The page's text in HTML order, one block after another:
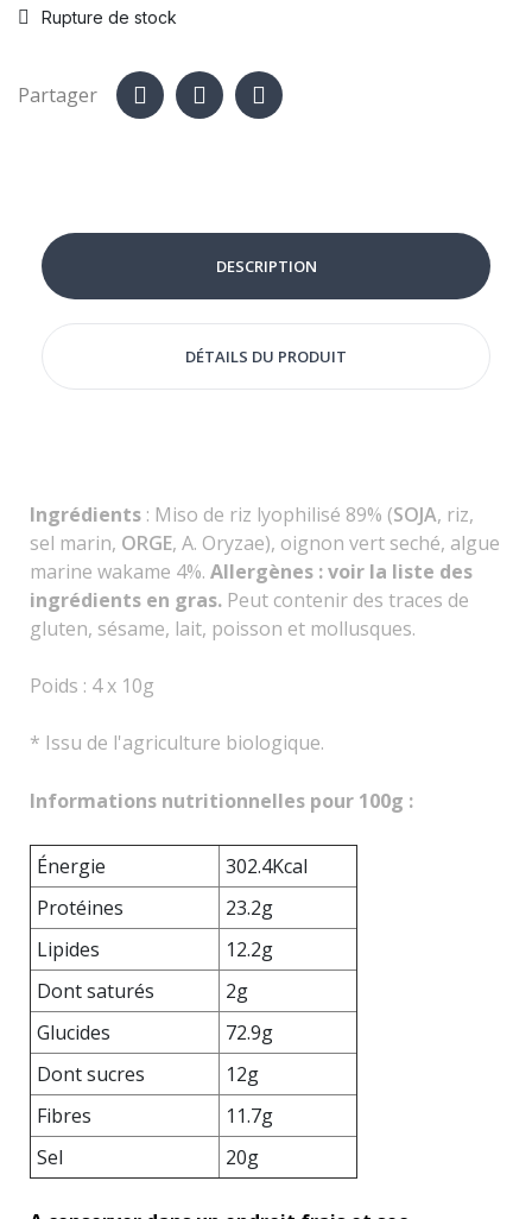
Rupture de stock
Partager
DESCRIPTION
DÉTAILS DU PRODUIT
Ingrédients : Miso de riz lyophilisé 89% (SOJA, riz,
sel marin, ORGE, A. Oryzae), oignon vert seché, algue
marine wakame 4%. Allergènes : voir la liste des
ingrédients en gras. Peut contenir des traces de
gluten, sésame, lait, poisson et mollusques.
Poids : 4 x 10g
* Issu de l'agriculture biologique.
Informations nutritionnelles pour 100g :
Énergie
302.4Kcal
Protéines
23.2g
Lipides
12.2g
Dont saturés
2g
Glucides
72.9g
Dont sucres
12g
Fibres
11.7g
Sel
20g